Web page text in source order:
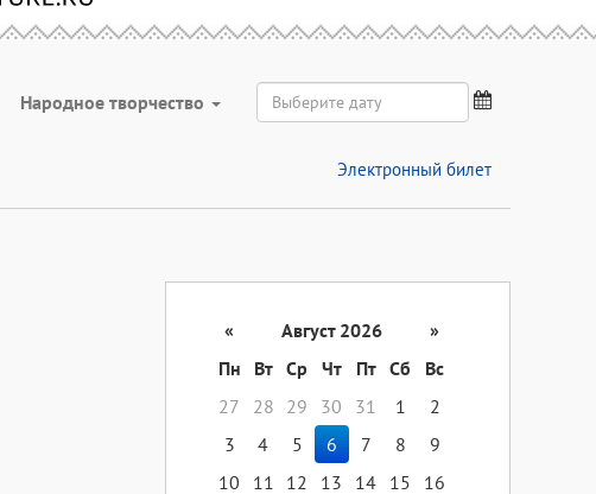
Народное творчество
Электронный билет
« Август 2026
»
Пн
Вт Ср Чт Пт Сб
Вс
27
28 29 30 31 1
2
3
4 5 6 7 8
9
10
11 12 13 14 15
16